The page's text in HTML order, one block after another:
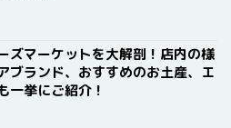
ズマーケットを大解剖！店内の様
ブランド、おすすめのお土産、エ
一挙にご紹介！